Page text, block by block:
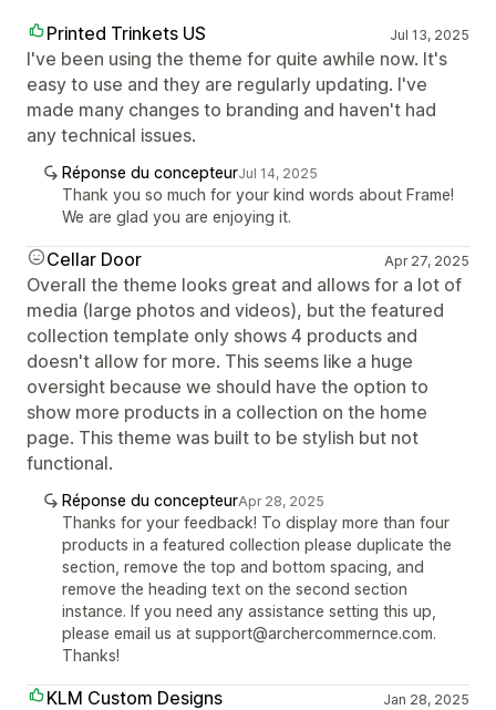
Printed Trinkets US Jul 13, 2025
I've been using the theme for quite awhile now. It's
easy to use and they are regularly updating. I've
made many changes to branding and haven't had
any technical issues.
Réponse du concepteurJul 14, 2025
Thank you so much for your kind words about Frame!
We are glad you are enjoying it.
Cellar Door Apr 27, 2025
Overall the theme looks great and allows for a lot of
media (large photos and videos), but the featured
collection template only shows 4 products and
doesn't allow for more. This seems like a huge
oversight because we should have the option to
show more products in a collection on the home
page. This theme was built to be stylish but not
functional.
Réponse du concepteurApr 28, 2025
Thanks for your feedback! To display more than four
products in a featured collection please duplicate the
section, remove the top and bottom spacing, and
remove the heading text on the second section
instance. If you need any assistance setting this up,
please email us at support@archercommernce.com.
Thanks!
KLM Custom Designs Jan 28, 2025